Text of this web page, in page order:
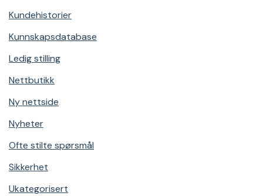
Kundehistorier
Kunnskapsdatabase
Ledig stilling
Nettbutikk
Ny nettside
Nyheter
Ofte stilte spørsmål
Sikkerhet
Ukategorisert